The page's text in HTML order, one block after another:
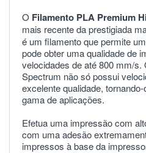
O Filamento PLA Premium
mais recente da prestigiada
é um filamentoquepermite
podeobter umaqualidadede
velocidades deaté800 mm/s.
Spectrum nãosópossui
excelentequalidade, tornando-
gamadeaplicações.
Efetua uma impressão com
com uma adesão
impressos à base da